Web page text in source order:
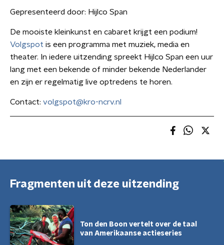
Gepresenteerd door: Hijlco Span
De mooiste kleinkunst en cabaret krijgt een podium!
Volgspot is een programma met muziek, media en
theater. In iedere uitzending spreekt Hijlco Span een uur
lang met een bekende of minder bekende Nederlander
en zijn er regelmatig live optredens te horen.
Contact: volgspot@kro-ncrv.nl
Fragmenten uit deze uitzending
Ton den Boon vertelt over de taal
van Amerikaanse actieseries